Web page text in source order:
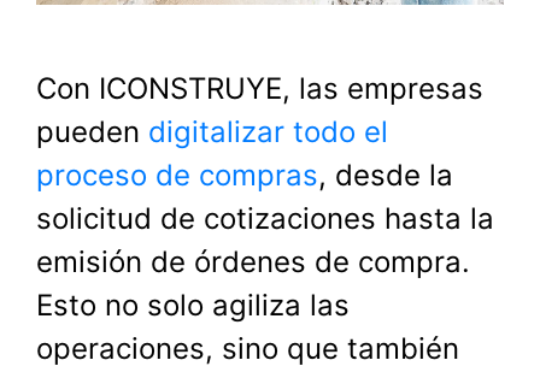
Con ICONSTRUYE, las empresas
pueden digitalizar todo el
proceso de compras, desde la
solicitud de cotizaciones hasta la
emisión de órdenes de compra.
Esto no solo agiliza las
operaciones, sino que también